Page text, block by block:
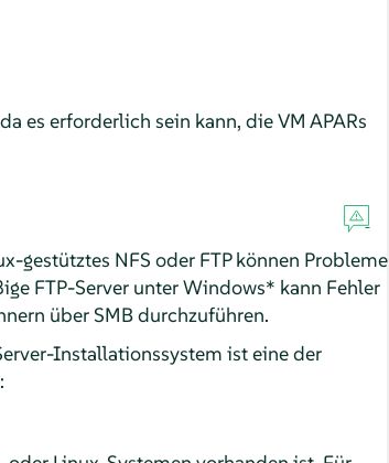
es erforderlich sein kann, die VM APARs
gestütztes NFS oder FTP können Probleme
FTP-Server unter Windows* kann Fehler
über SMB durchzuführen.
-Installationssystem ist eine der